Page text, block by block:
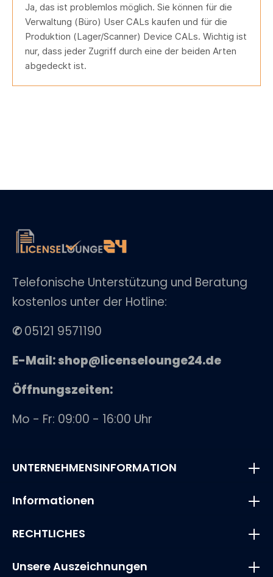
Ja, das ist problemlos möglich. Sie können für die
Verwaltung (Büro) User CALs kaufen und für die
Produktion (Lager/Scanner) Device CALs. Wichtig ist
nur, dass jeder Zugriff durch eine der beiden Arten
abgedeckt ist.
Telefonische Unterstützung und Beratung
kostenlos unter der Hotline:
✆05121 9571190
E-Mail: shop@licenselounge24.de
Öffnungszeiten:
Mo - Fr: 09:00 - 16:00 Uhr
UNTERNEHMENSINFORMATION
Informationen
RECHTLICHES
Unsere Auszeichnungen